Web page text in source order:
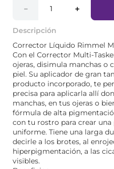
＋
－
Descripción
Corrector Líquido Rimmel
Con el Corrector Multi-
ojeras, disimula manchas o
piel. Su aplicador de gran
producto incorporado, te
precisa para aplicarla allí
manchas, en tus ojeras o
fórmula de alta
con tu rostro para crear
uniforme. Tiene una larga
decirle a los brotes, al
hiperpigmentación, a las
visibles.